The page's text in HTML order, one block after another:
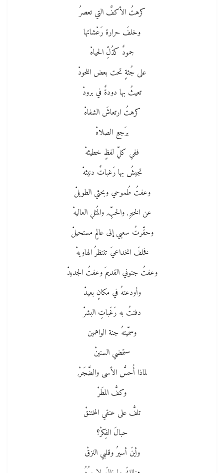
كرهتُ الأكفَّ التي تعصرُ
وخلفَ حرارة رَعْشاتها
جمودٌ كذُلِّ الحياهْ
على جُثةٍ تحت بعض اللحودْ
تعيثُ بها دودةٌ في برودْ
كرهتُ ارتعاشَ الشفاهْ
برَجعِ الصلاهْ
ففي كلِّ لفظٍ خطيئهْ
تجيشُ بها رَغباتٌ دنيئهْ
وعفتُ طُموحي وبحثي الطويلْ
عن الخيرِ, والحبِّ, والمُثلِ العاليهْ
وحقّرتُ سعيي إلى عالمٍ مستحيلْ
فخلفَ انخداعيَ تنتظرُ الهاويهْ
وعفتُ جنوني القديمَ وعفتُ الجديدْ
وأودعتهُ في مكانٍ بعيدْ
دفنتُ به رَغَباتِ البشرْ
وسمّيتهُ جنة الواهمين
ستمضي السنينْ
لماذا أُحسُّ الأسى والضَّجَرْ,
وكفُّ المطَرْ
تلفُّ على عنقي المختنقْ
حبالَ الفِكرْ؟
وأينَ أسيرُ وقلبي النزقْ